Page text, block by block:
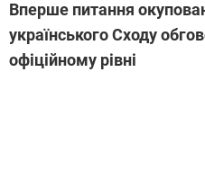
Вперше питання
українського Сходу
офіційному рівні